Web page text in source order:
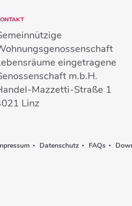
eingetragene
m.b.H.
Mazzetti-Straße 1
Linz
Datenschutz FAQs